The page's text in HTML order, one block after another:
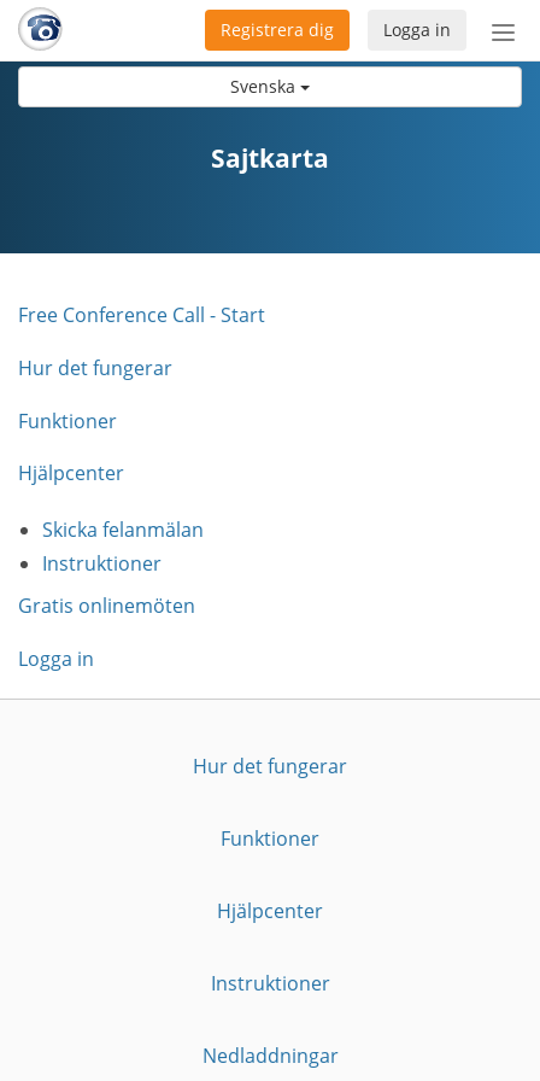
Svenska
Logga in
Registrera dig
Sajtkarta
Free Conference Call - Start
Hur det fungerar
Funktioner
Hjälpcenter
Skicka felanmälan
Instruktioner
Gratis onlinemöten
Logga in
Hur det fungerar
Funktioner
Hjälpcenter
Instruktioner
Nedladdningar